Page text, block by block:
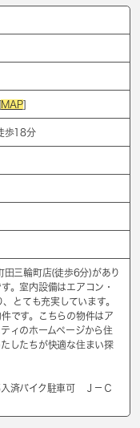
MAP]
歩18分
三輪町店(徒歩6分)があり
。室内設備はエアコン・
とても充実しています。
です。こちらの物件はア
ィのホームページから住
したちが快適な住まい探
済バイク駐車可 Ｊ－Ｃ